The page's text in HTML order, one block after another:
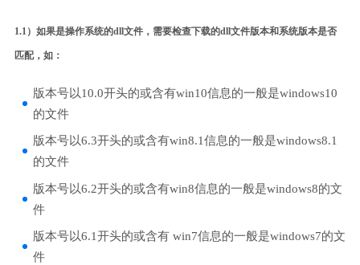
1.1）如果是操作系统的dll文件，需要检查下载的dll文件版本和系统版本是否
匹配，如：
版本号以10.0开头的或含有win10信息的一般是windows10
的文件
版本号以6.3开头的或含有win8.1信息的一般是windows8.1
的文件
版本号以6.2开头的或含有win8信息的一般是windows8的文
件
版本号以6.1开头的或含有 win7信息的一般是windows7的文
件